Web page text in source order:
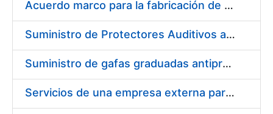
Acuerdo marco para la fabricación de piezas
Suministro de Protectores Auditivos a medida para las personas trabajadoras de los Centros de Trabajo de Madrid y Burgos
Suministro de gafas graduadas antiproyecciones para los trabajadores de la FNMT-RCM en los centros de trabajo de Madrid y Burgos
Servicios de una empresa externa para el asesoramiento y resolución de los recursos de alzada que se presentan relacionados con procesos de selección para la FNMT-RCM